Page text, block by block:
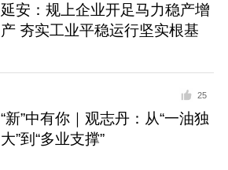
延安：规上企业开足马力稳产增
产 夯实工业平稳运行坚实根基
25
“新”中有你｜观志丹：从“一油独
大”到“多业支撑”